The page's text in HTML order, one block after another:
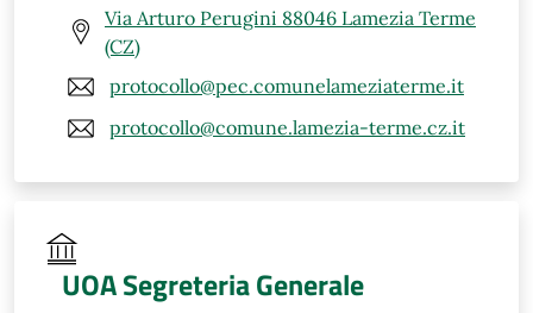
Via Arturo Perugini 88046 Lamezia Terme
(CZ)
protocollo@pec.comunelameziaterme.it
protocollo@comune.lamezia-terme.cz.it
UOA Segreteria Generale